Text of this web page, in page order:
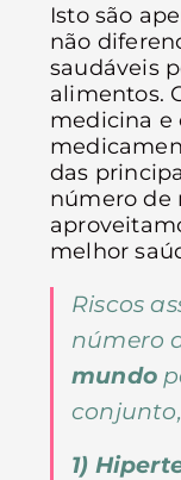
Isto são
não
saudáveis
alimentos.
medicina e
das
número de
melhor
Riscos
número
mundo
1)